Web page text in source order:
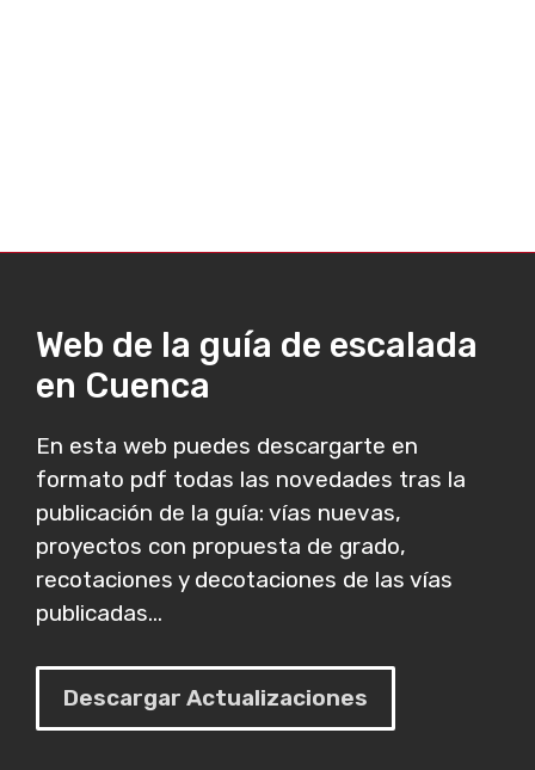
Web de la guía de escalada
en Cuenca
En esta web puedes descargarte en
formato pdf todas las novedades tras la
publicación de la guía: vías nuevas,
proyectos con propuesta de grado,
recotaciones y decotaciones de las vías
publicadas...
Descargar Actualizaciones